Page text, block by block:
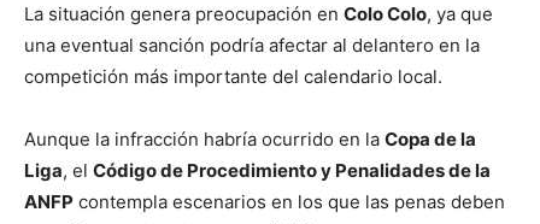
La situación genera preocupación en Colo Colo, ya que
una eventual sanción podría afectar al delantero en la
competición más importante del calendario local.
Aunque la infracción habría ocurrido en la Copa de la
Liga, el Código de Procedimiento y Penalidades de la
ANFP contempla escenarios en los que las penas deben